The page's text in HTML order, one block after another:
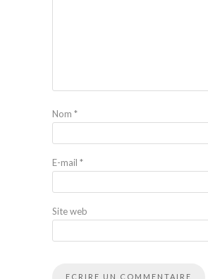
Nom *
E-mail *
Site web